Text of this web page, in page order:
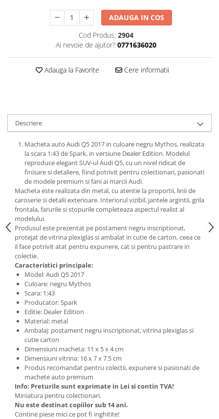
Casute de papusi
MACHETE MOTOCICLETE SI
MACHETE NAVE MILITARE –
Miniaturi Navale de Colectie
de Raliu la Diverse Scari
Seturi HOTWHEELS
VITRINE, FIGURINE, ACCESORII
MACHETE
Articole Petrecere
ARTICOLE PENTRU VALENTINE'S
BALOANE AIRWALKERS
BALOANE MUZICALE
DECORATIUNI PETRECERE
CARNAVAL
LUMANARI PETRECERI ANIVERSARI
PAPUSI SI DECORATIUNI HORROR
POSTERE PENTRU PERETE SI
ACCESORII
SUPORTERI MECIURI SPORT
Costume Petrecere
BODY - BUST
COSTUME BAIETI SI PELERINE
COSTUME FETE ROCHITE FUSTE
COSTUME PETRECERE ADULTI
COSTUME SI ACCESORII
TRICOURI TEMATICE 3D
ADAUGA IN COS
Cod Produs: 2904
Ai nevoie de ajutor? 0771636020
Adauga la Favorite Cere informatii
Descriere
Macheta auto Audi Q5 2017 in culoare negru Mythos, realizata
la scara 1:43 de Spark, in versiune Dealer Edition. Modelul
reproduce elegant SUV-ul Audi Q5, cu un nivel ridicat de
finisare si detaliere, fiind potrivit pentru colectionari, pasionati
de modele premium si fani ai marcii Audi.
Macheta este realizata din metal, cu atentie la proportii, linii de
caroserie si detalii exterioare. Interiorul vizibil, jantele argintii, grila
frontala, farurile si stopurile completeaza aspectul realist al
modelului.
Produsul este prezentat pe postament negru inscriptionat,
protejat de vitrina plexiglas si ambalat in cutie de carton, ceea ce
il face potrivit atat pentru expunere, cat si pentru pastrare in
colectie.
Caracteristici principale:
Model: Audi Q5 2017
Culoare: negru Mythos
Scara: 1:43
Producator: Spark
Editie: Dealer Edition
Material: metal
Ambalaj: postament negru inscriptionat, vitrina plexiglas si
cutie carton
Dimensiuni macheta: 11 x 5 x 4 cm
Dimensiuni vitrina: 16 x 7 x 7.5 cm
Produs recomandat pentru colectii, expunere si pasionati de
machete auto premium
Info: Preturile sunt exprimate in Lei si contin TVA!
Miniatura pentru colectionari.
Nu este destinat copiilor sub 14 ani.
Contine piese mici ce pot fi inghitite!